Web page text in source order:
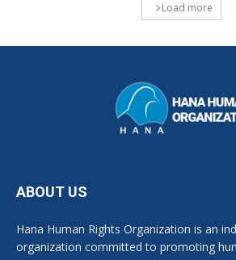
Load more
ABOUT US
Hana Human Rights Organization is an
organization committed to promoting